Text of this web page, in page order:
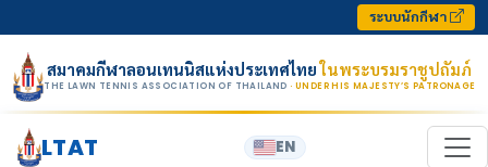
ระบบนักกีฬา
สมาคมกีฬาลอนเทนนิสแห่งประเทศไทยในพระบรมราชูปถัมภ์
THE LAWN TENNIS ASSOCIATION OF THAILAND · UNDER HIS MAJESTY’S PATRONAGE
LTAT EN